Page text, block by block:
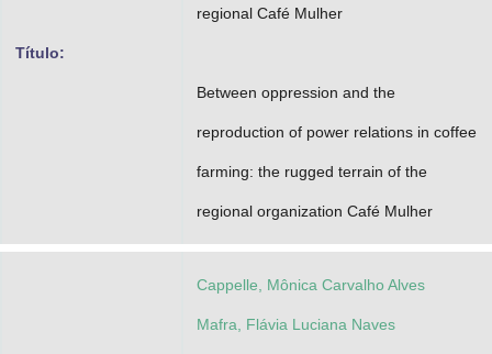
Título:
regional Café Mulher
Between oppression and the
reproduction of power relations in coffee
farming: the rugged terrain of the
regional organization Café Mulher
Cappelle, Mônica Carvalho Alves
Mafra, Flávia Luciana Naves